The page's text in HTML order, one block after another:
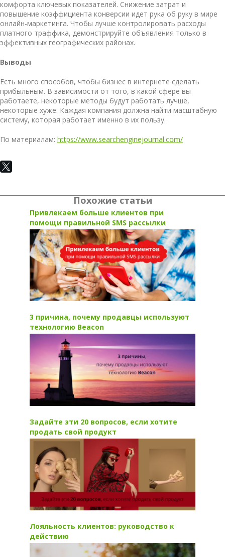
комфорта ключевых показателей. Снижение затрат и
повышение коэффициента конверсии идет рука об руку в мире
онлайн-маркетинга. Чтобы лучше контролировать расходы
платного траффика, демонстрируйте объявления только в
эффективных географических районах.
Выводы
Есть много способов, чтобы бизнес в интернете сделать
прибыльным. В зависимости от того, в какой сфере вы
работаете, некоторые методы будут работать лучше,
некоторые хуже. Каждая компания должна найти масштабную
систему, которая работает именно в их пользу.
По материалам: https://www.searchenginejournal.com/
Похожие статьи
Привлекаем больше клиентов при
помощи правильной SMS рассылки
3 причина, почему продавцы используют
технологию Beacon
Задайте эти 20 вопросов, если хотите
продать свой продукт
Лояльность клиентов: руководство к
действию